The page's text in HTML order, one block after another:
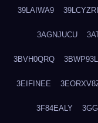
39LAIWA9 39LCYZRI
3AGNJUCU
3BVH0QRQ
3EIFINEE
3F84EALY